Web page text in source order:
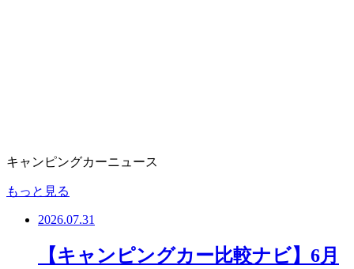
キャンピングカーニュース
もっと見る
2026.07.31
【キャンピングカー比較ナビ】6月